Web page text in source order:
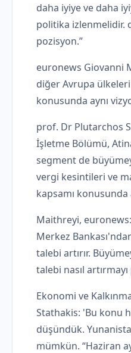
daha iyiye ve daha
politika izlenmelidir.
pozisyon.”
euronews Giovanni
diğer Avrupa
konusunda aynı
prof. Dr Plutarchos
İşletme Bölümü,
segment de
vergi kesintileri ve
kapsamı konusunda
Maithreyi,
Merkez
talebi artırır.
talebi nasıl
Ekonomi ve
Stathakis: 'Bu konu
düşündük.
mümkün. “Haziran